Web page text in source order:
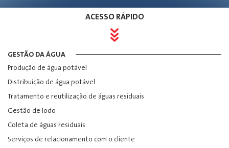
ACESSO RÁPIDO
GESTÃO DA ÁGUA
Produção de água potável
Distribuição de água potável
Tratamento e reutilização de águas residuais
Gestão de lodo
Coleta de águas residuais
Serviços de relacionamento com o cliente